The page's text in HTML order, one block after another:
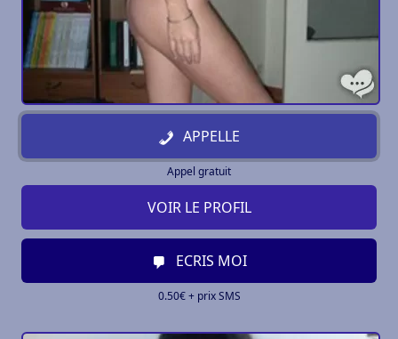
APPELLE
Appel gratuit
VOIR LE PROFIL
ECRIS MOI
0.50€ + prix SMS